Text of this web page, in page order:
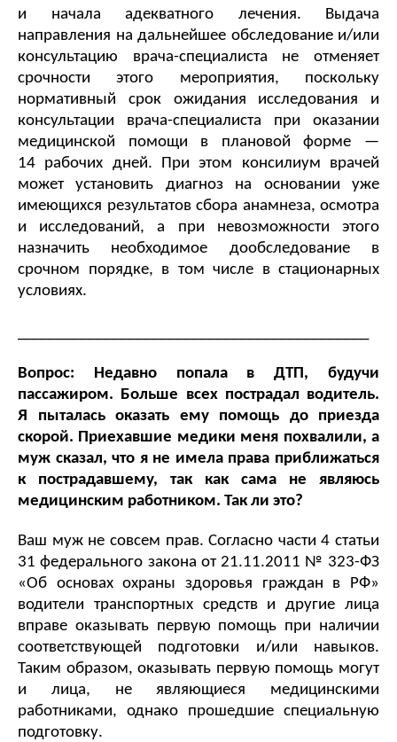
и начала адекватного лечения. Выдача
направления на дальнейшее обследование и/или
консультацию врача-специалиста не отменяет
срочности этого мероприятия, поскольку
нормативный срок ожидания исследования и
консультации врача-специалиста при оказании
медицинской помощи в плановой форме —
14 рабочих дней. При этом консилиум врачей
может установить диагноз на основании уже
имеющихся результатов сбора анамнеза, осмотра
и исследований, а при невозможности этого
назначить необходимое дообследование в
срочном порядке, в том числе в стационарных
условиях.
Вопрос: Недавно попала в ДТП, будучи
пассажиром. Больше всех пострадал водитель.
Я пыталась оказать ему помощь до приезда
скорой. Приехавшие медики меня похвалили, а
муж сказал, что я не имела права приближаться
к пострадавшему, так как сама не являюсь
медицинским работником. Так ли это?
Ваш муж не совсем прав. Согласно части 4 статьи
31 федерального закона от 21.11.2011 № 323-ФЗ
«Об основах охраны здоровья граждан в РФ»
водители транспортных средств и другие лица
вправе оказывать первую помощь при наличии
соответствующей подготовки и/или навыков.
Таким образом, оказывать первую помощь могут
и лица, не являющиеся медицинскими
работниками, однако прошедшие специальную
подготовку.